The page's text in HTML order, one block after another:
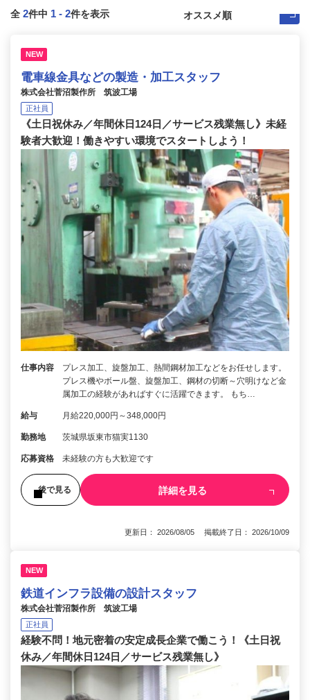
全 2件中 1 - 2件を表示
NEW
電車線金具などの製造・加工スタッフ
株式会社菅沼製作所 筑波工場
正社員
《土日祝休み／年間休日124日／サービス残業無し》未経
験者大歓迎！働きやすい環境でスタートしよう！
仕事内容
プレス加工、旋盤加工、熱間鋼材加工などをお任せします。
プレス機やボール盤、旋盤加工、鋼材の切断～穴明けなど金
属加工の経験があればすぐに活躍できます。 もち…
給与 月給220,000円～348,000円
勤務地 茨城県坂東市猫実1130
応募資格 未経験の方も大歓迎です
後で見る 詳細を見る
更新日： 2026/08/05 掲載終了日： 2026/10/09
NEW
鉄道インフラ設備の設計スタッフ
株式会社菅沼製作所 筑波工場
正社員
経験不問！地元密着の安定成長企業で働こう！《土日祝
休み／年間休日124日／サービス残業無し》